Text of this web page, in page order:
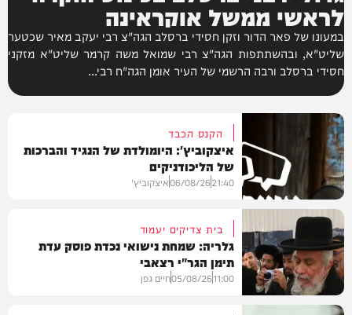
לראשי ממשל אוקראינה
במעונו של פאר הדור וזקן חסידי ברסלב הגה"צ רבי יעקב מאיר שכטער
שליט"א, ובהשתתפות הגה"צ רבי שמואל משה קרמר שליט"א מזקני
חסידי ברסלב ורבה הרשמי של העיר אומן הגה"ח רבי...
חדשות
הקנס הכבד
איצקוביץ': היומולדת של הנגיד והברכות
של הליכודניקים
21:40
06/08/26איצקוביץ'
בית צדיקים יעמוד
גלריה: שמחת נישואי נכדת פוסק עדת
תימן הגר"י רצאבי
11:00
05/08/26חיים גפן